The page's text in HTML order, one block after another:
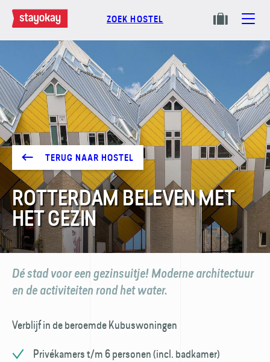
ZOEK HOSTEL
TERUG NAAR HOSTEL
ROTTERDAM BELEVEN MET
HET GEZIN
Dé stad voor een gezinsuitje! Moderne architectuur
en de activiteiten rond het water.
Verblijf in de beroemde Kubuswoningen
Privékamers t/m 6 personen (incl. badkamer)